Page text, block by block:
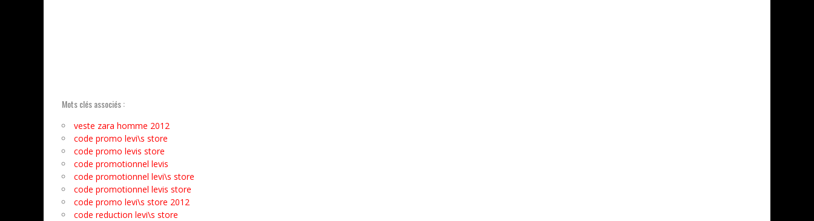
Mots clés associés :
veste zara homme 2012
code promo levi\s store
code promo levis store
code promotionnel levis
code promotionnel levi\s store
code promotionnel levis store
code promo levi\s store 2012
code reduction levi\s store